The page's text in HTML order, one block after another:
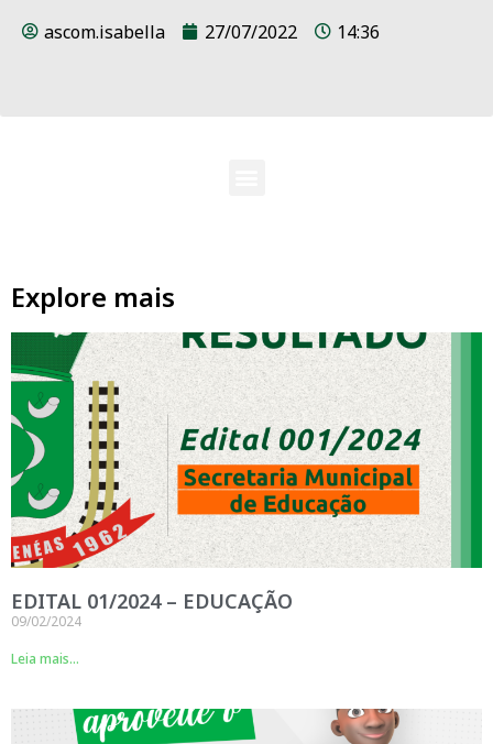
ascom.isabella 27/07/2022 14:36
Explore mais
EDITAL 01/2024 – EDUCAÇÃO
09/02/2024
Leia mais...